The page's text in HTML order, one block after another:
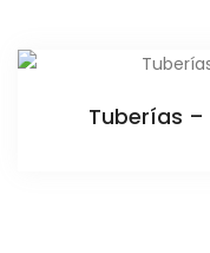
Tuberías –